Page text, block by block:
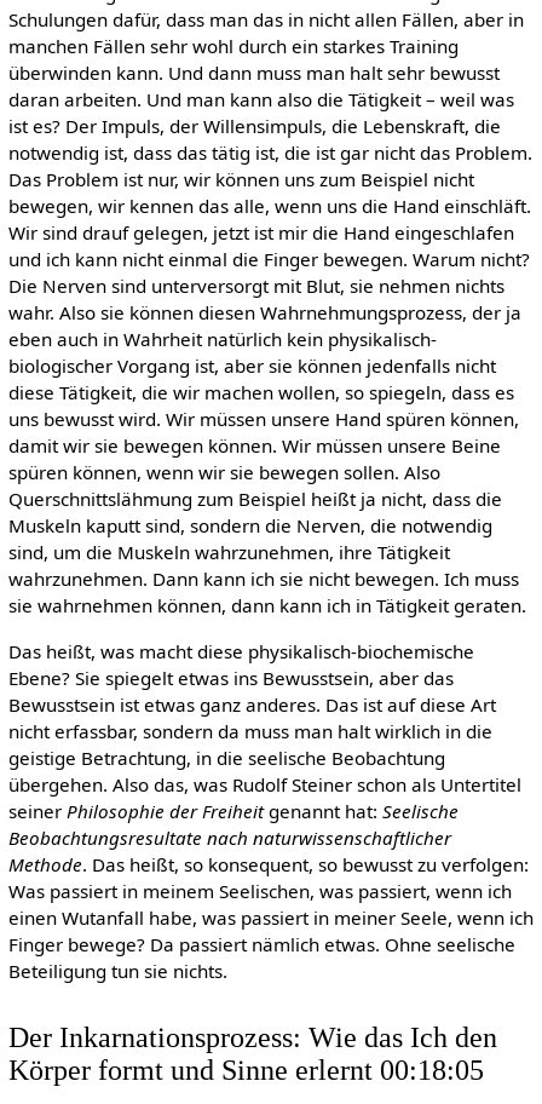
Schulungen dafür, dass man das in nicht allen Fällen, aber in
manchen Fällen sehr wohl durch ein starkes Training
überwinden kann. Und dann muss man halt sehr bewusst
daran arbeiten. Und man kann also die Tätigkeit – weil was
ist es? Der Impuls, der Willensimpuls, die Lebenskraft, die
notwendig ist, dass das tätig ist, die ist gar nicht das Problem.
Das Problem ist nur, wir können uns zum Beispiel nicht
bewegen, wir kennen das alle, wenn uns die Hand einschläft.
Wir sind drauf gelegen, jetzt ist mir die Hand eingeschlafen
und ich kann nicht einmal die Finger bewegen. Warum nicht?
Die Nerven sind unterversorgt mit Blut, sie nehmen nichts
wahr. Also sie können diesen Wahrnehmungsprozess, der ja
eben auch in Wahrheit natürlich kein physikalisch-
biologischer Vorgang ist, aber sie können jedenfalls nicht
diese Tätigkeit, die wir machen wollen, so spiegeln, dass es
uns bewusst wird. Wir müssen unsere Hand spüren können,
damit wir sie bewegen können. Wir müssen unsere Beine
spüren können, wenn wir sie bewegen sollen. Also
Querschnittslähmung zum Beispiel heißt ja nicht, dass die
Muskeln kaputt sind, sondern die Nerven, die notwendig
sind, um die Muskeln wahrzunehmen, ihre Tätigkeit
wahrzunehmen. Dann kann ich sie nicht bewegen. Ich muss
sie wahrnehmen können, dann kann ich in Tätigkeit geraten.
Das heißt, was macht diese physikalisch-biochemische
Ebene? Sie spiegelt etwas ins Bewusstsein, aber das
Bewusstsein ist etwas ganz anderes. Das ist auf diese Art
nicht erfassbar, sondern da muss man halt wirklich in die
geistige Betrachtung, in die seelische Beobachtung
übergehen. Also das, was Rudolf Steiner schon als Untertitel
seiner Philosophie der Freiheitgenannt hat: Seelische
Beobachtungsresultate nach naturwissenschaftlicher
Methode. Das heißt, so konsequent, so bewusst zu verfolgen:
Was passiert in meinem Seelischen, was passiert, wenn ich
einen Wutanfall habe, was passiert in meiner Seele, wenn ich
Finger bewege? Da passiert nämlich etwas. Ohne seelische
Beteiligung tun sie nichts.
Der Inkarnationsprozess: Wie das Ich den
Körper formt und Sinne erlernt 00:18:05